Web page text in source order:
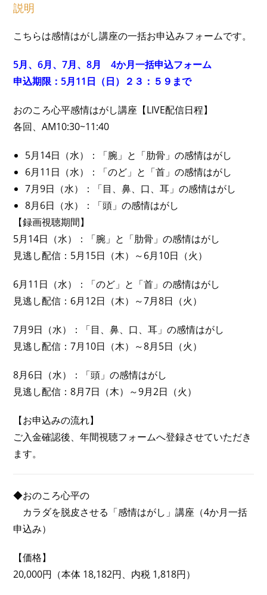
説明
こちらは感情はがし講座の一括お申込みフォームです。
5月、6月、7月、8月 4か月一括申込フォーム
申込期限：5月11日（日）２３：５９まで
おのころ心平感情はがし講座【LIVE配信日程】
各回、AM10:30~11:40
5月14日（水）：「腕」と「肋骨」の感情はがし
6月11日（水）：「のど」と「首」の感情はがし
7月9日（水）：「目、鼻、口、耳」の感情はがし
8月6日（水）：「頭」の感情はがし
【録画視聴期間】
5月14日（水）：「腕」と「肋骨」の感情はがし
見逃し配信：5月15日（木）～6月10日（火）
6月11日（水）：「のど」と「首」の感情はがし
見逃し配信：6月12日（木）～7月8日（火）
7月9日（水）：「目、鼻、口、耳」の感情はがし
見逃し配信：7月10日（木）～8月5日（火）
8月6日（水）：「頭」の感情はがし
見逃し配信：8月7日（木）～9月2日（火）
【お申込みの流れ】
ご入金確認後、年間視聴フォームへ登録させていただき
ます。
◆おのころ心平の
カラダを脱皮させる「感情はがし」講座（4か月一括
申込み）
【価格】
20,000円（本体 18,182円、内税 1,818円）